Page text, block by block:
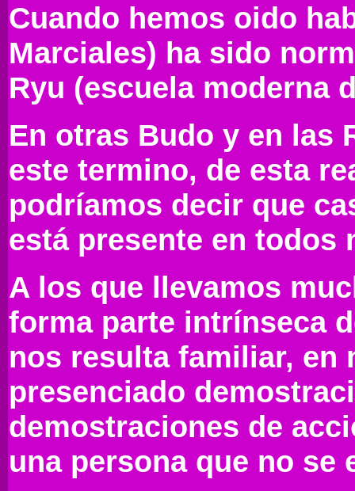
Cuando hemos oido
Marciales) ha sido
Ryu (escuela moderna
En otras Budo y en las
este termino, de esta
podríamos decir que
está presente en todos
A los que llevamos
forma parte intrínseca
nos resulta familiar, en
presenciado
demostraciones de
una persona que no se